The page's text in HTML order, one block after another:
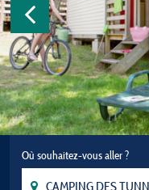
Où souhaitez-vous aller ?